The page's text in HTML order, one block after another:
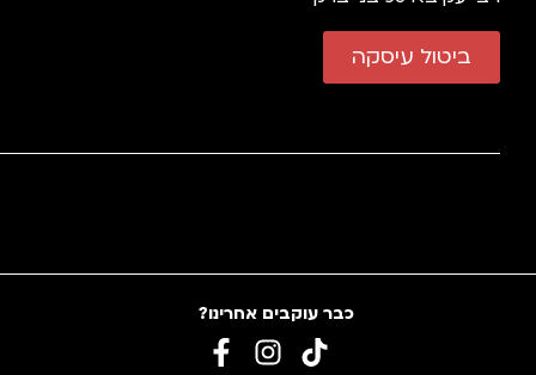
ביטול עיסקה
כבר עוקבים אחרינו?